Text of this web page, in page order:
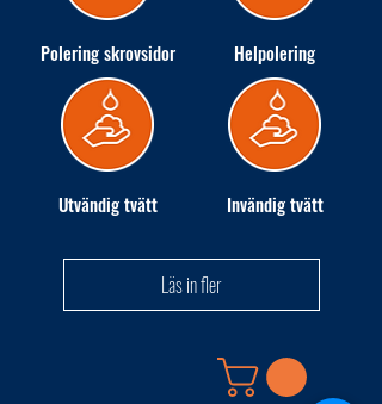
Polering skrovsidor Helpolering
Utvändig tvätt Invändig tvätt
Läs in fler